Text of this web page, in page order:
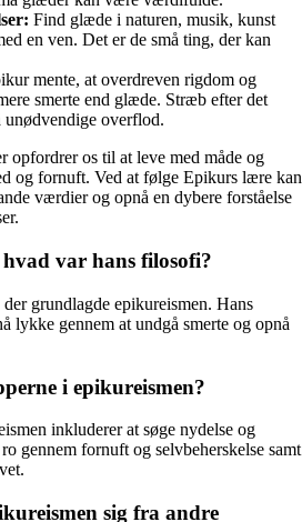
Find glæde i naturen, musik, kunst
en ven. Det er de små ting, der kan
mente, at overdreven rigdom og
smerte end glæde. Stræb efter det
overflod.
opfordrer os til at leve med måde og
og fornuft. Ved at følge Epikurs lære kan
værdier og opnå en dybere forståelse
var hans filosofi?
grundlagde epikureismen. Hans
lykke gennem at undgå smerte og opnå
i epikureismen?
inkluderer at søge nydelse og
gennem fornuft og selvbeherskelse samt
sig fra andre